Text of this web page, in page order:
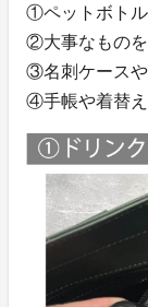
①ペットボトル
②大事なものを
③名刺ケースや
④手帳や着替え